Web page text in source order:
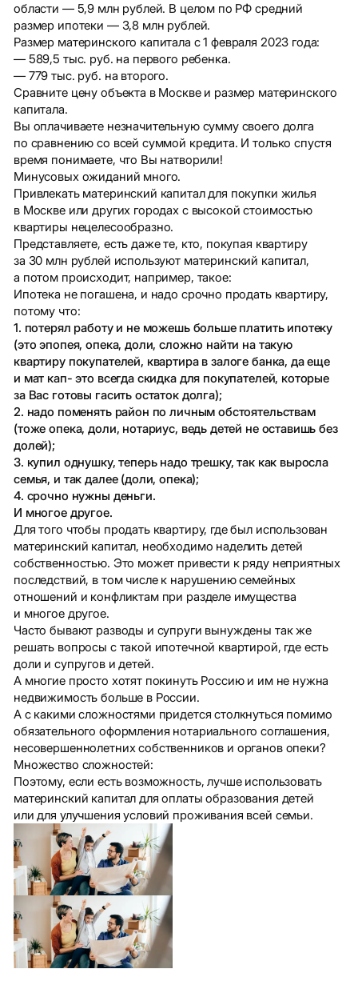
области — 5,9 млн рублей. В целом по РФ средний
размер ипотеки — 3,8 млн рублей.
Размер материнского капитала с 1 февраля 2023 года:
— 589,5 тыс. руб. на первого ребенка.
— 779 тыс. руб. на второго.
Сравните цену объекта в Москве и размер материнского
капитала.
Вы оплачиваете незначительную сумму своего долга
по сравнению со всей суммой кредита. И только спустя
время понимаете, что Вы натворили!
Минусовых ожиданий много.
Привлекать материнский капитал для покупки жилья
в Москве или других городах с высокой стоимостью
квартиры нецелесообразно.
Представляете, есть даже те, кто, покупая квартиру
за 30 млн рублей используют материнский капитал,
а потом происходит, например, такое:
Ипотека не погашена, и надо срочно продать квартиру,
потому что:
1. потерял работу и не можешь больше платить ипотеку
(это эпопея, опека, доли, сложно найти на такую
квартиру покупателей, квартира в залоге банка, да еще
и мат кап- это всегда скидка для покупателей, которые
за Вас готовы гасить остаток долга);
2. надо поменять район по личным обстоятельствам
(тоже опека, доли, нотариус, ведь детей не оставишь без
долей);
3. купил однушку, теперь надо трешку, так как выросла
семья, и так далее (доли, опека);
4. срочно нужны деньги.
И многое другое.
Для того чтобы продать квартиру, где был использован
материнский капитал, необходимо наделить детей
собственностью. Это может привести к ряду неприятных
последствий, в том числе к нарушению семейных
отношений и конфликтам при разделе имущества
и многое другое.
Часто бывают разводы и супруги вынуждены так же
решать вопросы с такой ипотечной квартирой, где есть
доли и супругов и детей.
А многие просто хотят покинуть Россию и им не нужна
недвижимость больше в России.
А с какими сложностями придется столкнуться помимо
обязательного оформления нотариального соглашения,
несовершеннолетних собственников и органов опеки?
Множество сложностей:
Поэтому, если есть возможность, лучше использовать
материнский капитал для оплаты образования детей
или для улучшения условий проживания всей семьи.